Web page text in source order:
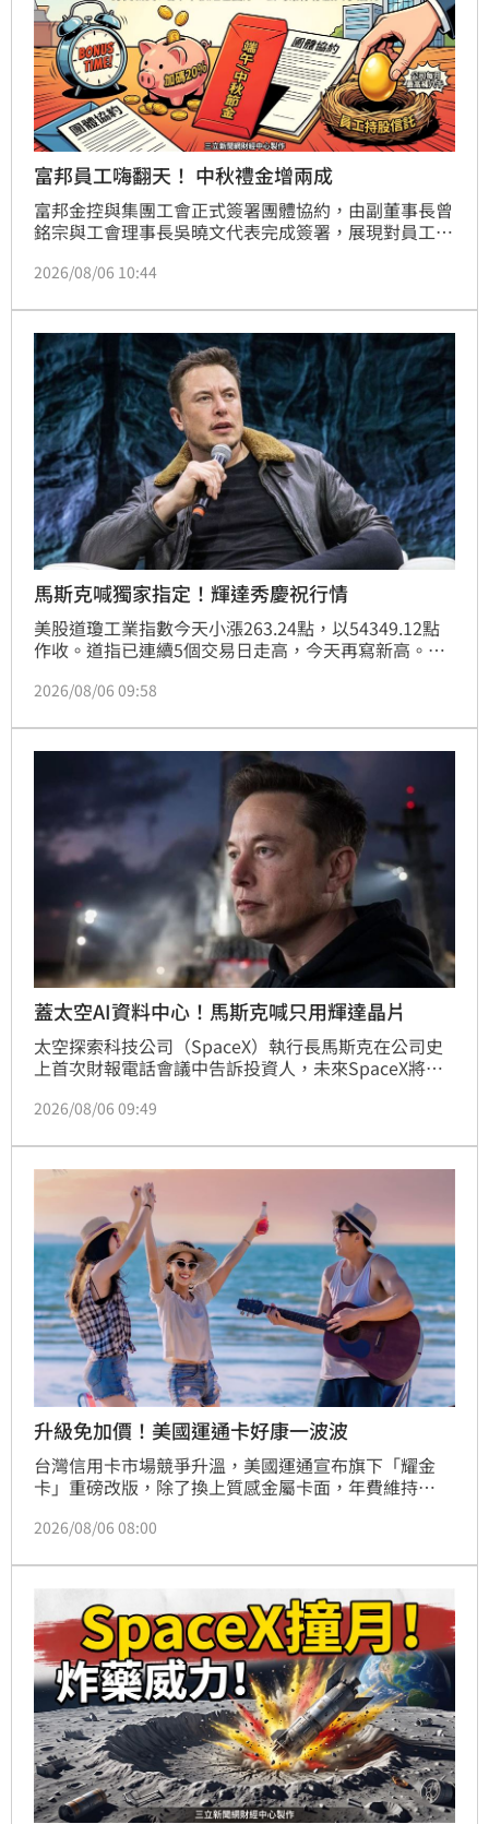
注。
富邦員工嗨翻天！ 中秋禮金增兩成
富邦金控與集團工會正式簽署團體協約，由副董事長曾
銘宗與工會理事長吳曉文代表完成簽署，展現對員工權
中秋節金大幅調升20%，更推出員工持股信託制度，公
享企業獲利。富邦金控作為全台擁有最多子公司簽署團
體協約的金控，此舉不僅強化內部向心力，更在激烈金
融人才戰中提升競爭力。透過制度化福利與和諧勞資關
係，富邦金控展現經營永續決心，市場預期此舉將有助
於穩定人力資源，為集團長期營運發展注入強勁正向動
能。
2026/08/06 10:44
馬斯克喊獨家指定！輝達秀慶祝行情
美股道瓊工業指數今天小漲263.24點，以54349.12點
作收。道指已連續5個交易日走高，今天再寫新高。
指將獨家使用輝達系統打造巨型數據中心，帶動輝達股
2026/08/06 09:58
蓋太空AI資料中心！馬斯克喊只用輝達晶片
太空探索科技公司（SpaceX）執行長馬斯克在公司史
上首次財報電話會議中告訴投資人，未來SpaceX將完
務。
2026/08/06 09:49
升級免加價！美國運通卡好康一波波
台灣信用卡市場競爭升溫，美國運通宣布旗下「耀金
卡」重磅改版，除了換上質感金屬卡面，年費維持
守五星級飯店「買一送一」核心權益外，更新增Uber
場接送服務。此舉旨在降低高端卡使用門檻，透過結合
旅遊與數位生活消費，積極防禦本土銀行的高回饋策
略，有效鞏固富裕客群與年輕中產世代的黏著度，在頂
級卡戰場中搶佔市占率。
2026/08/06 08:00